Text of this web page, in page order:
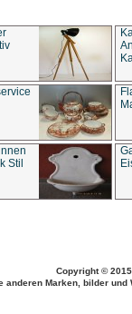
Stil
Copyright ©
anderen Marken, bilder und